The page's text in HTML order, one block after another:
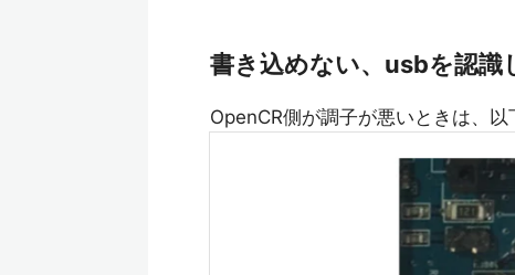
書き込めない、usbを認識
OpenCR側が調子が悪いときは、以